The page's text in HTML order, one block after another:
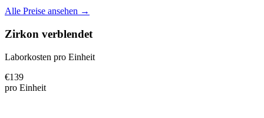
Alle Preise ansehen →
Zirkon verblendet
Laborkosten pro Einheit
€139
pro Einheit